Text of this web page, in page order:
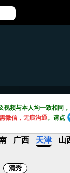
频与本人均一致相同
微信，无痕沟通。请点
广西 天津 山